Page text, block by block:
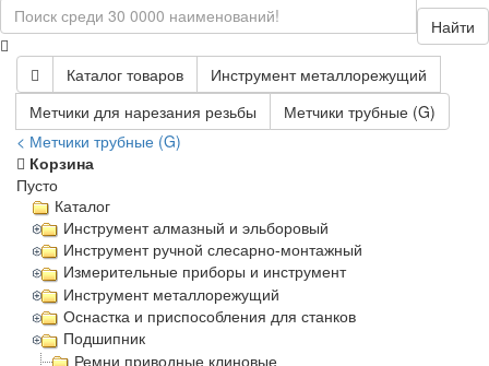
Найти
Каталог товаров
Инструмент металлорежущий
Метчики для нарезания резьбы
Метчики трубные (G)
< Метчики трубные (G)
Корзина
Пусто
Каталог
Инструмент алмазный и эльборовый
Инструмент ручной слесарно-монтажный
Измерительные приборы и инструмент
Инструмент металлорежущий
Оснастка и приспособления для станков
Подшипник
Ремни приводные клиновые